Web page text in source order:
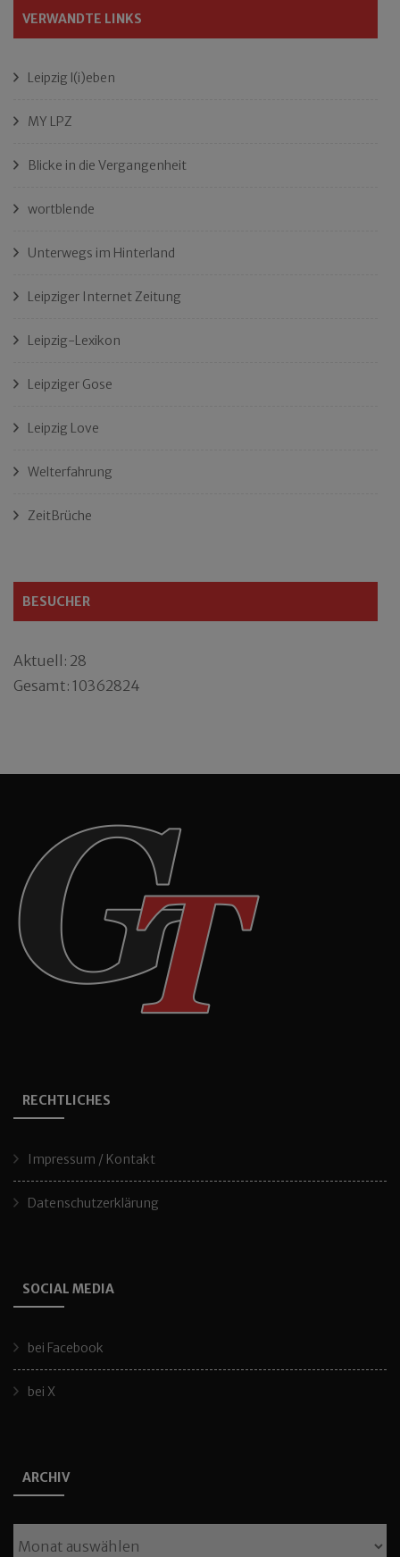
VERWANDTE LINKS
Leipzig l(i)eben
MY LPZ
Blicke in die Vergangenheit
wortblende
Unterwegs im Hinterland
Leipziger Internet Zeitung
Leipzig-Lexikon
Leipziger Gose
Leipzig Love
Welterfahrung
ZeitBrüche
BESUCHER
Aktuell: 28
Gesamt: 10362824
RECHTLICHES
Impressum / Kontakt
Datenschutzerklärung
SOCIAL MEDIA
bei Facebook
bei X
ARCHIV